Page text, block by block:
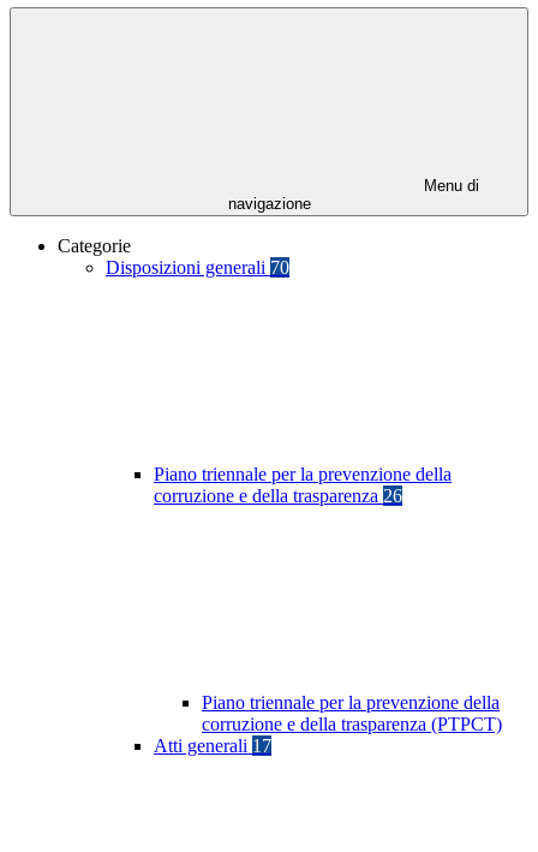
Menu di
navigazione
Categorie
Disposizioni generali 70
Piano triennale per la prevenzione della
corruzione e della trasparenza 26
Piano triennale per la prevenzione della
corruzione e della trasparenza (PTPCT)
Atti generali 17